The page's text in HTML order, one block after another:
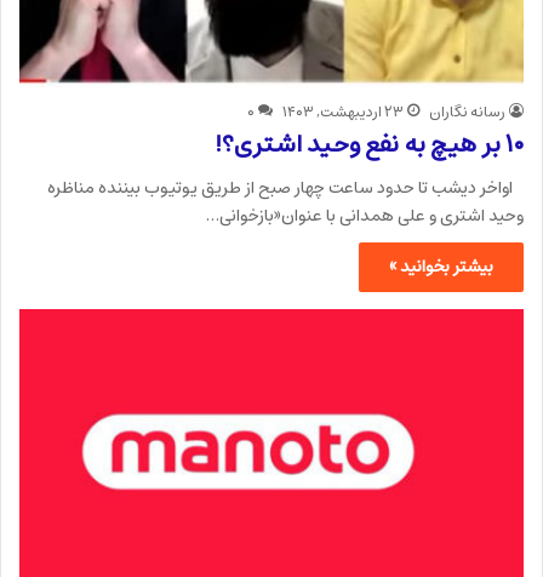
رسانه نگاران ۲۳ اردیبهشت, ۱۴۰۳ ۰
۱۰ بر هیچ به نفع وحید اشتری؟!
اواخر دیشب تا حدود ساعت چهار صبح از طریق یوتیوب بیننده مناظره
وحید اشتری و علی همدانی با عنوان«بازخوانی…
بیشتر بخوانید »